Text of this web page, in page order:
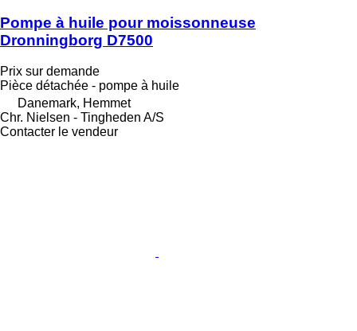
Pompe à huile pour moissonneuse
Dronningborg D7500
Prix sur demande
Pièce détachée - pompe à huile
Danemark, Hemmet
Chr. Nielsen - Tingheden A/S
Contacter le vendeur